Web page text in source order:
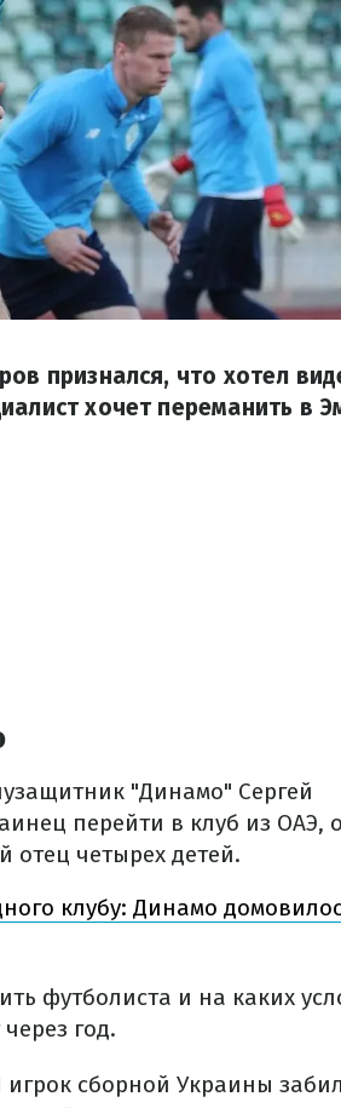
признался, что хотел
хочет переманить в
"Динамо" Сергей
перейти в клуб из ОАЭ,
отец четырех детей.
клубу: Динамо
футболиста и на каких
год.
сборной Украины